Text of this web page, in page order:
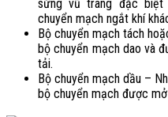
sừng vũ trang đặc
chuyển mạch ngắt khí
Bộ chuyển mạch tách
bộ chuyển mạch dao và
tải.
Bộ chuyển mạch dầu –
bộ chuyển mạch được